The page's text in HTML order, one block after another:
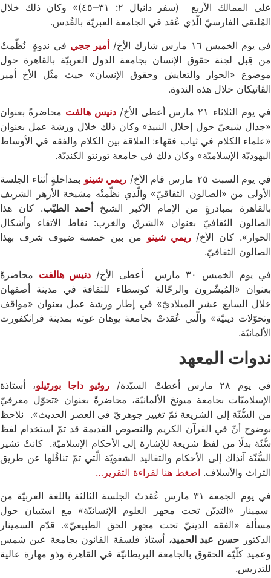
على الممالك الأربع (سفر دانيال ٢: ٣١‒٤٥)» وكان ذلك خلال
المُلتقى الفارسيّ الّذي عُقد في الجامعة العبريّة بالقُدس.
في يوم الخميس ١٦ مارس شارك الأخ/
أمير ججي في ندوةٍ نُظّمتْ
من قِبل لجنة حقوق الإنسان بجامعة الدول العربيّة بالقاهرة حول
موضوع «الحوار والتعايش وحقوق الإنسان» حيث مثّل الأخ أمير
الڤاتيكان خلال هذه الندوة.
في يوم الثلاثاء ٢١ مارس أعطى الأخ/
دنيس هالفت محاضرةً بعنوان
«جدال شيعيّ حول إحلال النبيذ» وكان ذلك خلال ورشة عمل بعنوان
«علماء الكلام في ثياب فقهاء: العلاقة بين الكلام والفقه في الأوساط
اليهوديّة الإسلاميّة» وكان ذلك في جامعة تورنتو الكنديّة.
في يوم السبت ٢٥ مارس قام الأخ/
ريمي شينو بمداخلةٍ أثناء الجلسة
الأولى من «الصالون الثقاقيّ» والّذي نظّمتْه مشيخة الأزهر الشريف
بالقاهرة بمبادرةٍ من الإمام الأكبر الشيخأحمد الطيّب. كان هذا
الصالون الثقافيّ بعنوان «الشرق والغرب: نقاط الاتقاء وأشكال
الحوار». كان الأخ/ريمي شينو من بين خمسة ضيوف شرف بهذا
الصالون الثقافيّ.
في يوم الخميس ٣۰ مارس أعطى الأخ/
دنيس هالفت محاضرةً
بعنوان «المُبشّرون والرحّالة كوسطاء للثقافة في مدينة أصفهان
خلال السابع عشر الميلاديّ» في إطار ورشة عمل بعنوان «مواقف
وتحوّلات دينيّة» والّتي عُقدتْ بجامعة يوهان غوته بمدينة فرانكفورت
الألمانيّة.
ندوات المعهد
في يوم ٢٨ مارس أعطتْ السيّدة/ روثيو داجا بورتيلو، أستاذة
الإسلاميّات بجامعة ميونخ الألمانيّة، محاضرةً بعنوان «تحوّل معرفيّ
من السُّنّة إلى الشريعة ثمّ تغيير جوهريّ في العصر الحديث». نلاحظ
بوضوح أنّ في القرآن الكريم والنصوص القديمة قد تمّ استخدام لفظ
سُّنّة بدلًا من لفظ شريعة للإِشارة إلى الأحكام الإسلاميّة. كانتْ تشير
السُّنّة آنذاك إلى الأحكام والتقاليد الشفويّة الّتي تمّ تناقُلها عن طريق
التراث والأسلاف. اضغط هنا لقراءة التقرير…
في يوم الجمعة ۳١ مارس عُقدتْ الجلسة الثالثة باللغة العربيّة من
سمينار «التديّن تحت مجهر العلوم الإنسانيّة» مع استبيان حول
مسألة «الفقه الدينيّ تحت مجهر الحق الطبيعيّ». قدّم السمينار
الدكتور حسن عبد الحميد، أستاذ فلسفة القانون بجامعة عين شمس
وعميد كلّيّة الحقوق بالجامعة البريطانيّة في القاهرة وذو مهارة عالية
للتدريس.